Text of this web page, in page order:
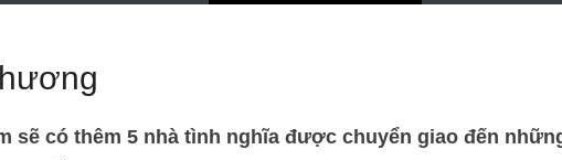
sẽ có thêm 5 nhà tình nghĩa được chuyển giao đến